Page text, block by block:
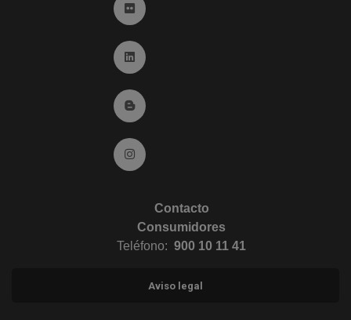
Ir a Flickr (abre en ventana nueva)
Ir a Linkedin (abre en ventana nueva)
Ir al Blog (abre en ventana nueva)
Ir a Instagram (abre en ventana nueva)
Contacto
Consumidores
Teléfono: 900 10 11 41
Aviso legal